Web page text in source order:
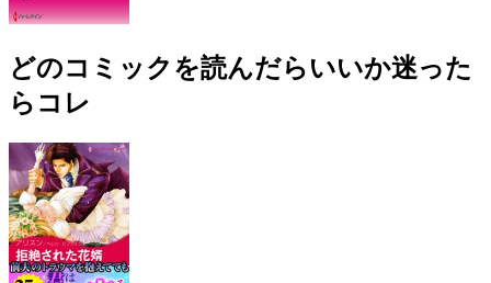
どのコミックを読んだらいいか迷った
らコレ